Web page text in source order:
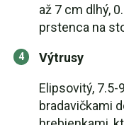
až 7 cm dlhý,
prstenca na
Výtrusy
Elipsovitý, 7.5-
bradavičkami